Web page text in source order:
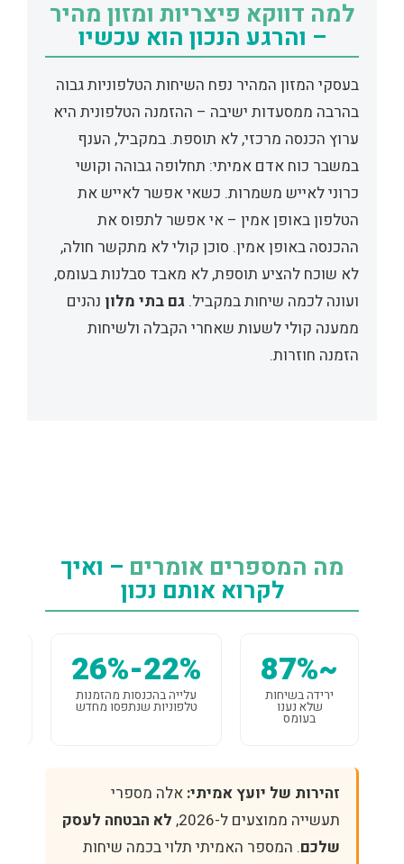
למה דווקא פיצריות ומזון מהיר
– והרגע הנכון הוא עכשיו
בעסקי המזון המהיר נפח השיחות הטלפוניות גבוה
בהרבה ממסעדות ישיבה – ההזמנה הטלפונית היא
ערוץ הכנסה מרכזי, לא תוספת. במקביל, הענף
במשבר כוח אדם אמיתי: תחלופה גבוהה וקושי
כרוני לאייש משמרות. כשאי אפשר לאייש את
הטלפון באופן אמין – אי אפשר לתפוס את
ההכנסה באופן אמין. סוכן קולי לא מתקשר חולה,
לא שוכח להציע תוספת, לא מאבד סבלנות בעומס,
ועונה לכמה שיחות במקביל. גם בתי מלון נהנים
ממענה קולי לשעות שאחרי הקבלה ולשיחות
הזמנה חוזרות.
מה המספרים אומרים – ואיך
לקרוא אותם נכון
~87%
ירידה בשיחות
שלא נענו
בעומס
22%-26%
עלייה בהכנסות מהזמנות
טלפוניות שנתפסו מחדש
זהירות של יועץ אמיתי: אלה מספרי
תעשייה ממוצעים ל-2026,
לא הבטחה לעסק
שלכם. המספר האמיתי תלוי בכמה שיחות